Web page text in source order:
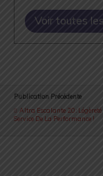
Voir toutes
Publication Précédente
Altra Escalante 2.0 :
Service De La Performance !